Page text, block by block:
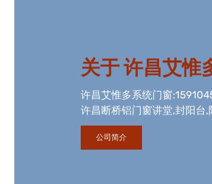
关于许昌艾惟
许昌艾惟多系统门窗
许昌断桥铝门窗讲堂,封阳台
资质,玻璃幕墙工程资质,国
生产线。
公司简介